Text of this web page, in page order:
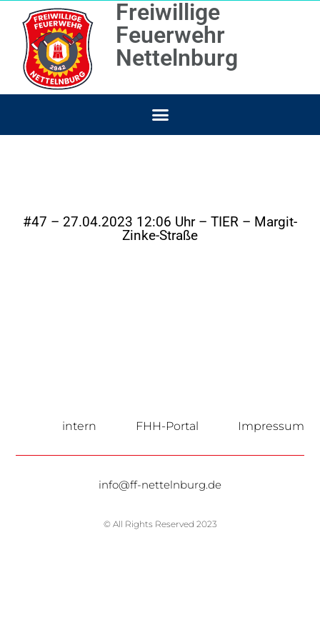
Freiwillige
Feuerwehr
Nettelnburg
#47 – 27.04.2023 12:06 Uhr – TIER – Margit-
Zinke-Straße
intern FHH-Portal Impressum
info@ff-nettelnburg.de
© All Rights Reserved 2023